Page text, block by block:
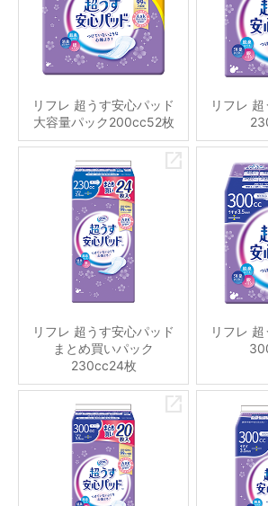
リフレ 超うす安心パッド
大容量パック200cc52枚
リフレ
リフレ 超うす安心パッド
まとめ買いパック
230cc24枚
リフレ